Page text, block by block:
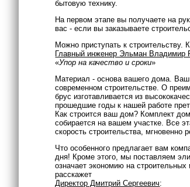
бытовую технику.
На первом этапе вы получаете на
вас - если вы заказываете
Можно приступать к строительству.
Главный инженер Эльман Владимир
«Упор на качество и сроки»
Материал - основа вашего дома.
современном строительстве. О
брус изготавливается из
прошедшие годы к нашей работе
Как строится ваш дом? Комплект
собирается на вашем участке. Все
скорость строительства, мгновенно
Что особенного предлагает вам
дня! Кроме этого, мы поставляем
означает экономию на
расскажет
Директор Дмитрий Сергеевич: